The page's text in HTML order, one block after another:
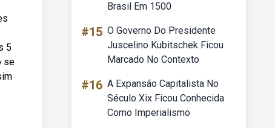
5
se
Brasil Em 1500
#15 O Governo Do Presidente
Juscelino Kubitschek Ficou
Marcado No Contexto
#16 A Expansão Capitalista No
Século Xix Ficou Conhecida
Como Imperialismo